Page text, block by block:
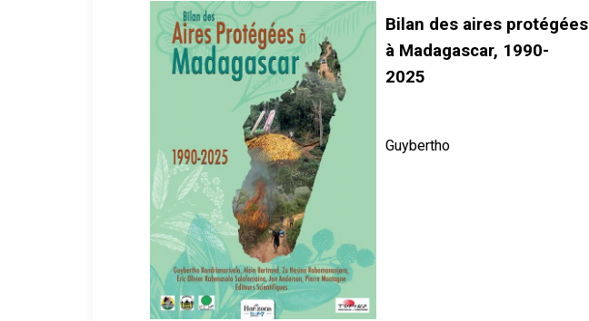
Bilan des aires protégées
à Madagascar, 1990-
2025
Guybertho